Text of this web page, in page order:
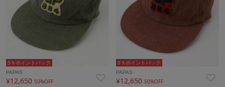
5％ポイントバック
PAPAS
¥12,650 50%OFF
5％ポイントバック
PAPAS
¥12,65050%OFF